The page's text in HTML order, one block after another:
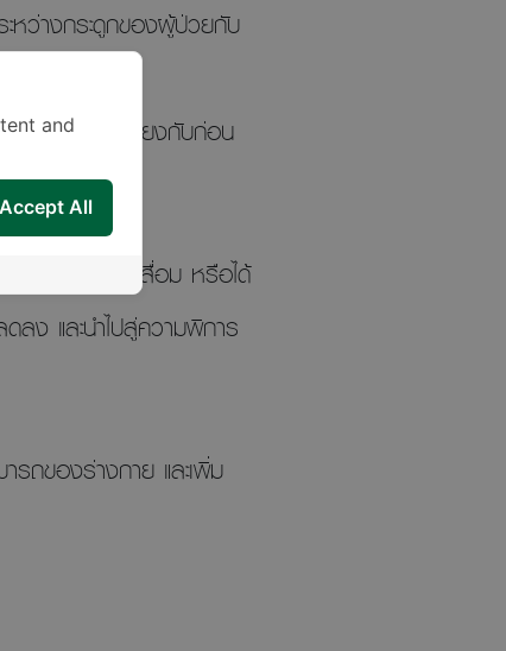
ะหว่างกระดูกของผู้ป่วยกับ
กรรมได้ใกล้เคียงกับก่อน
บปัญหาข้อเท้าเสื่อม หรือได้
ลง และนำไปสู่ความพิการ
รถของร่างกาย และเพิ่ม
and
Accept All